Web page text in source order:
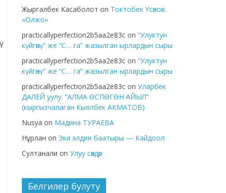
Жыргалбек Касаболот on Токтобек Үсөнов.
«Олжо»
practicallyperfection2b5aa2e83c on “Улуктун
күйгөнү” же “С… га” жазылган ырлардын сыры
practicallyperfection2b5aa2e83c on “Улуктун
күйгөнү” же “С… га” жазылган ырлардын сыры
practicallyperfection2b5aa2e83c on Уларбек
ДАЛЕЙ уулу. “АЛМА ӨСПӨГӨН АЙЫЛ”
(кыргызчалаган Кыялбек АКМАТОВ)
Nusya on Мадина ТУРАЕВА
Нұрлан on Эки элдин баатыры — Кайдоол
Султанали on Улуу сөздөр
Белгилер булуту